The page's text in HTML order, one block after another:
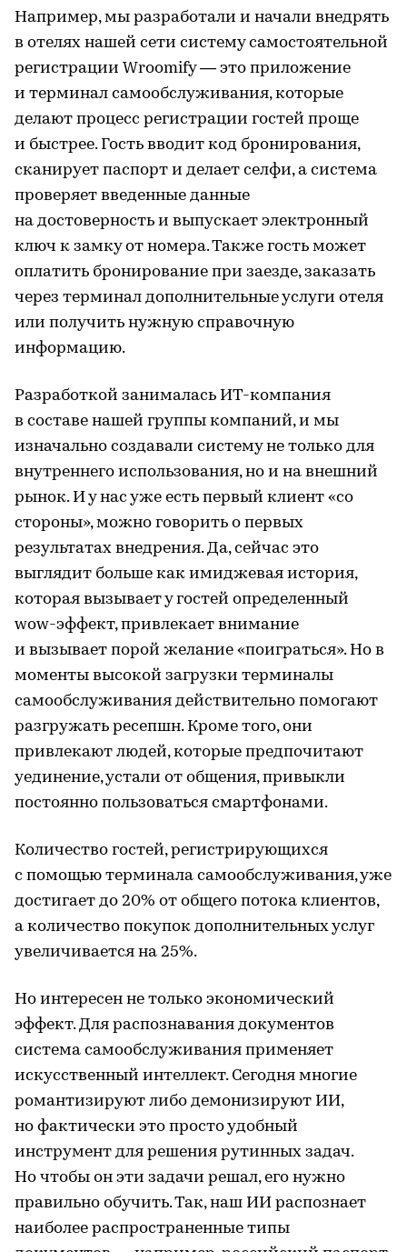
Например, мы разработали и начали внедрять
в отелях нашей сети систему самостоятельной
регистрации Wroomify — это приложение
и терминал самообслуживания, которые
делают процесс регистрации гостей проще
и быстрее. Гость вводит код бронирования,
сканирует паспорт и делает селфи, а система
проверяет введенные данные
на достоверность и выпускает электронный
ключ к замку от номера. Также гость может
оплатить бронирование при заезде, заказать
через терминал дополнительные услуги отеля
или получить нужную справочную
информацию.
Разработкой занималась ИТ-компания
в составе нашей группы компаний, и мы
изначально создавали систему не только для
внутреннего использования, но и на внешний
рынок. И у нас уже есть первый клиент «со
стороны», можно говорить о первых
результатах внедрения. Да, сейчас это
выглядит больше как имиджевая история,
которая вызывает у гостей определенный
wow-эффект, привлекает внимание
и вызывает порой желание «поиграться». Но в
моменты высокой загрузки терминалы
самообслуживания действительно помогают
разгружать ресепшн. Кроме того, они
привлекают людей, которые предпочитают
уединение, устали от общения, привыкли
постоянно пользоваться смартфонами.
Количество гостей, регистрирующихся
с помощью терминала самообслуживания, уже
достигает до 20% от общего потока клиентов,
а количество покупок дополнительных услуг
увеличивается на 25%.
Но интересен не только экономический
эффект. Для распознавания документов
система самообслуживания применяет
искусственный интеллект. Сегодня многие
романтизируют либо демонизируют ИИ,
но фактически это просто удобный
инструмент для решения рутинных задач.
Но чтобы он эти задачи решал, его нужно
правильно обучить. Так, наш ИИ распознает
наиболее распространенные типы